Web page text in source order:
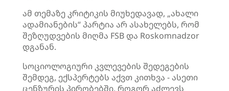
ამ თემაზე კრიტიკის მიუხედავად, „ახალი
ადამიანების“ პარტია არ ასახელებს, რომ
შეზღუდვების მიღმა FSB და Roskomnadzor
დგანან.
სოციოლოგიური კვლევების შედეგების
შემდეგ, ექსპერტებს აქვთ კითხვა - ასეთი
ცენზურის პირობებში, როგორ აძლევს